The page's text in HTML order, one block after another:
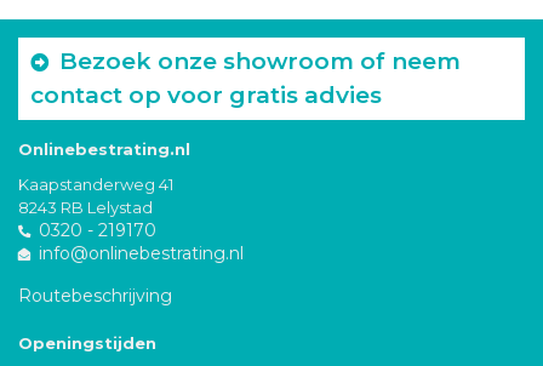
Bezoek onze showroom of neem
contact op voor gratis advies
Onlinebestrating.nl
Kaapstanderweg 41
8243 RB Lelystad
0320 - 219170
info@onlinebestrating.nl
Routebeschrijving
Openingstijden